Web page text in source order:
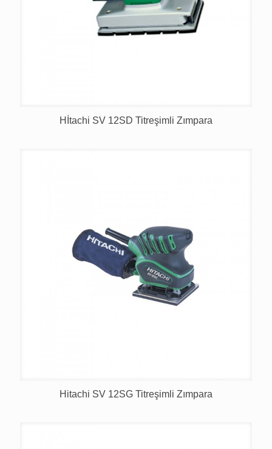
Hİtachi SV 12SD Titreşimli Zımpara
Hitachi SV 12SG Titreşimli Zımpara